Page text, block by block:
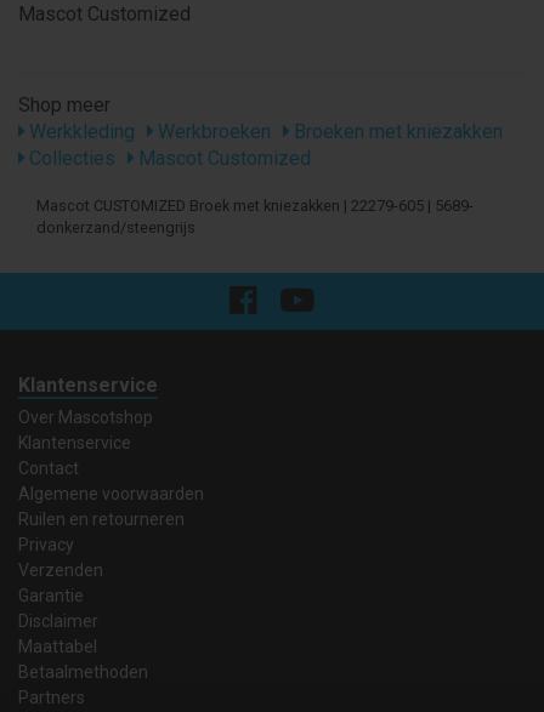
Mascot Customized
Shop meer
Werkkleding
Werkbroeken
Broeken met kniezakken
Collecties
Mascot Customized
Mascot CUSTOMIZED Broek met kniezakken | 22279-605 | 5689-
donkerzand/steengrijs
Klantenservice
Over Mascotshop
Klantenservice
Contact
Algemene voorwaarden
Ruilen en retourneren
Privacy
Verzenden
Garantie
Disclaimer
Maattabel
Betaalmethoden
Partners